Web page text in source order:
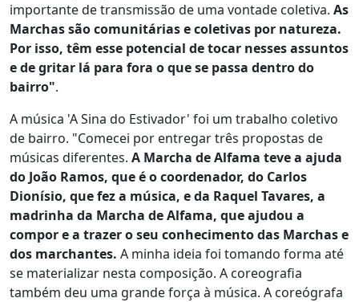
importante de transmissão de uma vontade coletiva. As
Marchas são comunitárias e coletivas por natureza.
Por isso, têm esse potencial de tocar nesses assuntos
e de gritar lá para fora o que se passa dentro do
bairro".
A música 'A Sina do Estivador' foi um trabalho coletivo
de bairro. "Comecei por entregar três propostas de
músicas diferentes. A Marcha de Alfama teve a ajuda
do João Ramos, que é o coordenador, do Carlos
Dionísio, que fez a música, e da Raquel Tavares, a
madrinha da Marcha de Alfama, que ajudou a
compor e a trazer o seu conhecimento das Marchas e
dos marchantes. A minha ideia foi tomando forma até
se materializar nesta composição. A coreografia
também deu uma grande força à música. A coreógrafa